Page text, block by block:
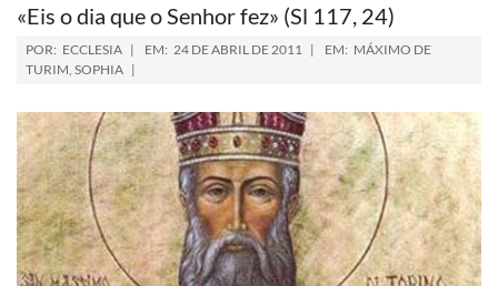
«Eis o dia que o Senhor fez» (Sl 117, 24)
POR: ECCLESIA EM: 24 DE ABRIL DE 2011 EM: MÁXIMO DE
TURIM, SOPHIA